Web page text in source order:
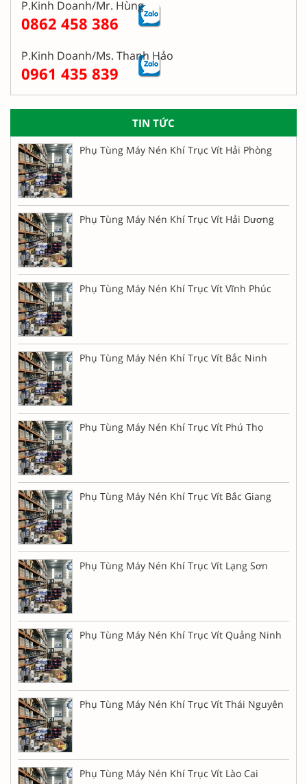
P.Kinh Doanh/Mr. Hùng
0862 458 386
P.Kinh Doanh/Ms. Thanh Hảo
0961 435 839
TIN TỨC
Phụ Tùng Máy Nén Khí Trục Vít Hải Phòng
Phụ Tùng Máy Nén Khí Trục Vít Hải Dương
Phụ Tùng Máy Nén Khí Trục Vít Vĩnh Phúc
Phụ Tùng Máy Nén Khí Trục Vít Bắc Ninh
Phụ Tùng Máy Nén Khí Trục Vít Phú Thọ
Phụ Tùng Máy Nén Khí Trục Vít Bắc Giang
Phụ Tùng Máy Nén Khí Trục Vít Lạng Sơn
Phụ Tùng Máy Nén Khí Trục Vít Quảng Ninh
Phụ Tùng Máy Nén Khí Trục Vít Thái Nguyên
Phụ Tùng Máy Nén Khí Trục Vít Lào Cai